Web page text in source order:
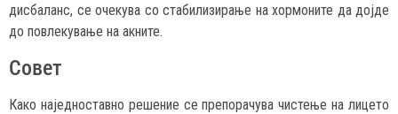
дисбаланс, се очекува со стабилизирање на хормоните да дојде
до повлекување на акните.
Совет
Како наједноставно решение се препорачува чистење на лицето